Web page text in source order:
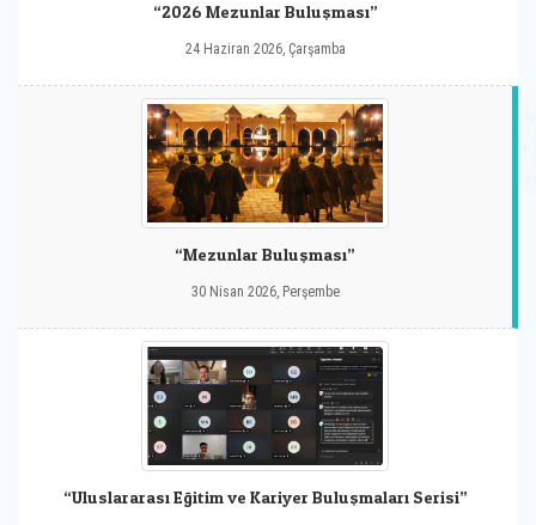
“2026 Mezunlar Buluşması”
24 Haziran 2026, Çarşamba
“Mezunlar Buluşması”
30 Nisan 2026, Perşembe
“Uluslararası Eğitim ve Kariyer Buluşmaları Serisi”